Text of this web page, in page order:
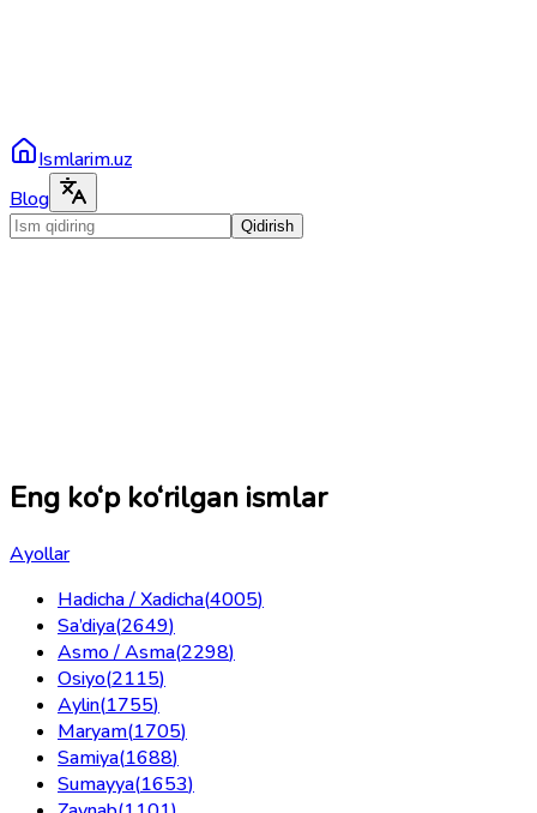
Ismlarim.uz
Blog
Qidirish
Eng ko‘p ko‘rilgan ismlar
Ayollar
Hadicha / Xadicha(4005)
Sa’diya(2649)
Asmo / Asma(2298)
Osiyo(2115)
Aylin(1755)
Maryam(1705)
Samiya(1688)
Sumayya(1653)